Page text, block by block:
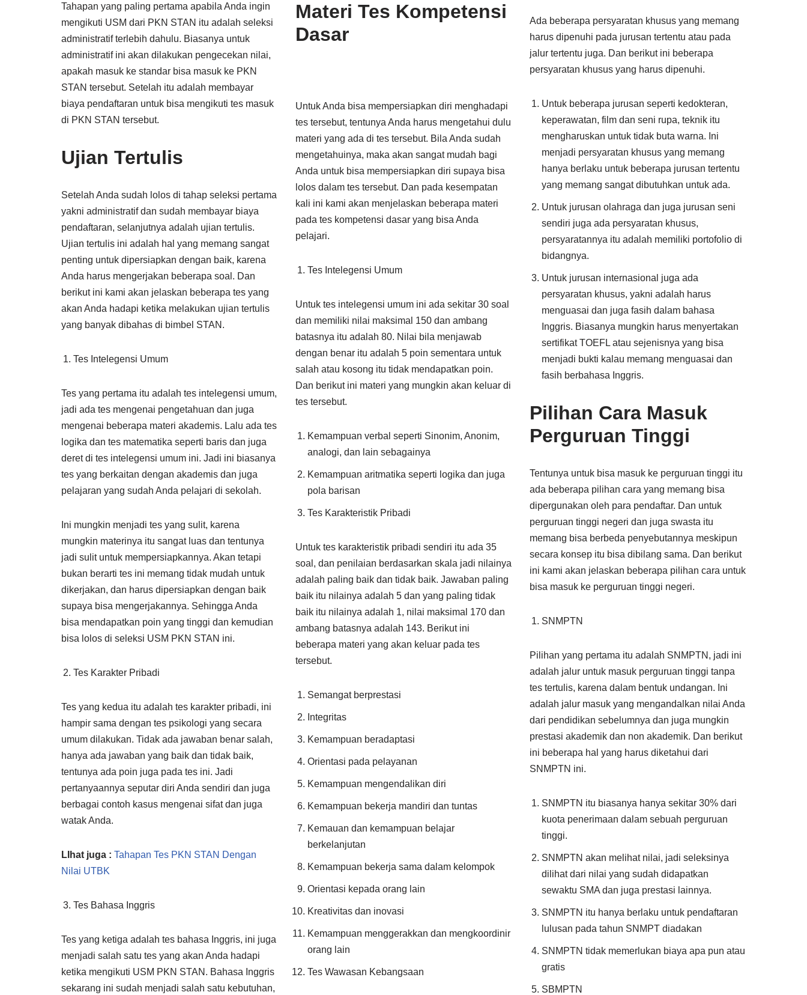
Tahapan yang paling pertama apabila Anda ingin
mengikuti USM dari PKN STAN itu adalah seleksi
administratif terlebih dahulu. Biasanya untuk
administratif ini akan dilakukan pengecekan nilai,
apakah masuk ke standar bisa masuk ke PKN
STAN tersebut. Setelah itu adalah membayar
biaya pendaftaran untuk bisa mengikuti tes masuk
di PKN STAN tersebut.
Ujian Tertulis
Setelah Anda sudah lolos di tahap seleksi pertama
yakni administratif dan sudah membayar biaya
pendaftaran, selanjutnya adalah ujian tertulis.
Ujian tertulis ini adalah hal yang memang sangat
penting untuk dipersiapkan dengan baik, karena
Anda harus mengerjakan beberapa soal. Dan
berikut ini kami akan jelaskan beberapa tes yang
akan Anda hadapi ketika melakukan ujian tertulis
yang banyak dibahas di bimbel STAN.
Tes Intelegensi Umum
Tes yang pertama itu adalah tes intelegensi umum,
jadi ada tes mengenai pengetahuan dan juga
mengenai beberapa materi akademis. Lalu ada tes
logika dan tes matematika seperti baris dan juga
deret di tes intelegensi umum ini. Jadi ini biasanya
tes yang berkaitan dengan akademis dan juga
pelajaran yang sudah Anda pelajari di sekolah.
Ini mungkin menjadi tes yang sulit, karena
mungkin materinya itu sangat luas dan tentunya
jadi sulit untuk mempersiapkannya. Akan tetapi
bukan berarti tes ini memang tidak mudah untuk
dikerjakan, dan harus dipersiapkan dengan baik
supaya bisa mengerjakannya. Sehingga Anda
bisa mendapatkan poin yang tinggi dan kemudian
bisa lolos di seleksi USM PKN STAN ini.
Tes Karakter Pribadi
Tes yang kedua itu adalah tes karakter pribadi, ini
hampir sama dengan tes psikologi yang secara
umum dilakukan. Tidak ada jawaban benar salah,
hanya ada jawaban yang baik dan tidak baik,
tentunya ada poin juga pada tes ini. Jadi
pertanyaannya seputar diri Anda sendiri dan juga
berbagai contoh kasus mengenai sifat dan juga
watak Anda.
LIhat juga : Tahapan Tes PKN STAN Dengan
Nilai UTBK
Tes Bahasa Inggris
Tes yang ketiga adalah tes bahasa Inggris, ini juga
menjadi salah satu tes yang akan Anda hadapi
ketika mengikuti USM PKN STAN. Bahasa Inggris
sekarang ini sudah menjadi salah satu kebutuhan,
Materi Tes Kompetensi
Dasar
Untuk Anda bisa mempersiapkan diri menghadapi
tes tersebut, tentunya Anda harus mengetahui dulu
materi yang ada di tes tersebut. Bila Anda sudah
mengetahuinya, maka akan sangat mudah bagi
Anda untuk bisa mempersiapkan diri supaya bisa
lolos dalam tes tersebut. Dan pada kesempatan
kali ini kami akan menjelaskan beberapa materi
pada tes kompetensi dasar yang bisa Anda
pelajari.
Tes Intelegensi Umum
Untuk tes intelegensi umum ini ada sekitar 30 soal
dan memiliki nilai maksimal 150 dan ambang
batasnya itu adalah 80. Nilai bila menjawab
dengan benar itu adalah 5 poin sementara untuk
salah atau kosong itu tidak mendapatkan poin.
Dan berikut ini materi yang mungkin akan keluar di
tes tersebut.
Kemampuan verbal seperti Sinonim, Anonim,
analogi, dan lain sebagainya
Kemampuan aritmatika seperti logika dan juga
pola barisan
Tes Karakteristik Pribadi
Untuk tes karakteristik pribadi sendiri itu ada 35
soal, dan penilaian berdasarkan skala jadi nilainya
adalah paling baik dan tidak baik. Jawaban paling
baik itu nilainya adalah 5 dan yang paling tidak
baik itu nilainya adalah 1, nilai maksimal 170 dan
ambang batasnya adalah 143. Berikut ini
beberapa materi yang akan keluar pada tes
tersebut.
Semangat berprestasi
Integritas
Kemampuan beradaptasi
Orientasi pada pelayanan
Kemampuan mengendalikan diri
Kemampuan bekerja mandiri dan tuntas
Kemauan dan kemampuan belajar
berkelanjutan
Kemampuan bekerja sama dalam kelompok
Orientasi kepada orang lain
Kreativitas dan inovasi
Kemampuan menggerakkan dan mengkoordinir
orang lain
Tes Wawasan Kebangsaan
Ada beberapa persyaratan khusus yang memang
harus dipenuhi pada jurusan tertentu atau pada
jalur tertentu juga. Dan berikut ini beberapa
persyaratan khusus yang harus dipenuhi.
Untuk beberapa jurusan seperti kedokteran,
keperawatan, film dan seni rupa, teknik itu
mengharuskan untuk tidak buta warna. Ini
menjadi persyaratan khusus yang memang
hanya berlaku untuk beberapa jurusan tertentu
yang memang sangat dibutuhkan untuk ada.
Untuk jurusan olahraga dan juga jurusan seni
sendiri juga ada persyaratan khusus,
persyaratannya itu adalah memiliki portofolio di
bidangnya.
Untuk jurusan internasional juga ada
persyaratan khusus, yakni adalah harus
menguasai dan juga fasih dalam bahasa
Inggris. Biasanya mungkin harus menyertakan
sertifikat TOEFL atau sejenisnya yang bisa
menjadi bukti kalau memang menguasai dan
fasih berbahasa Inggris.
Pilihan Cara Masuk
Perguruan Tinggi
Tentunya untuk bisa masuk ke perguruan tinggi itu
ada beberapa pilihan cara yang memang bisa
dipergunakan oleh para pendaftar. Dan untuk
perguruan tinggi negeri dan juga swasta itu
memang bisa berbeda penyebutannya meskipun
secara konsep itu bisa dibilang sama. Dan berikut
ini kami akan jelaskan beberapa pilihan cara untuk
bisa masuk ke perguruan tinggi negeri.
SNMPTN
Pilihan yang pertama itu adalah SNMPTN, jadi ini
adalah jalur untuk masuk perguruan tinggi tanpa
tes tertulis, karena dalam bentuk undangan. Ini
adalah jalur masuk yang mengandalkan nilai Anda
dari pendidikan sebelumnya dan juga mungkin
prestasi akademik dan non akademik. Dan berikut
ini beberapa hal yang harus diketahui dari
SNMPTN ini.
SNMPTN itu biasanya hanya sekitar 30% dari
kuota penerimaan dalam sebuah perguruan
tinggi.
SNMPTN akan melihat nilai, jadi seleksinya
dilihat dari nilai yang sudah didapatkan
sewaktu SMA dan juga prestasi lainnya.
SNMPTN itu hanya berlaku untuk pendaftaran
lulusan pada tahun SNMPT diadakan
SNMPTN tidak memerlukan biaya apa pun atau
gratis
SBMPTN